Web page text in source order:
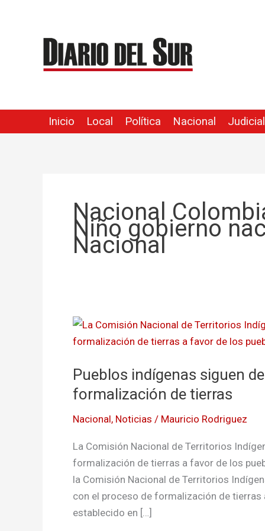
contenido
Inicio Local Política Nacional Judicial
Nacional
Niño gobierno
Nacional
Pueblos indígenas siguen
formalización de tierras
Nacional, Noticias / Mauricio Rodriguez
La Comisión Nacional de Territorios
formalización de tierras a favor de los
la Comisión Nacional de Territorios
con el proceso de formalización de
establecido en […]
Pueblos
indígenas
denunciando
fallas
la
formalización
de
tierras